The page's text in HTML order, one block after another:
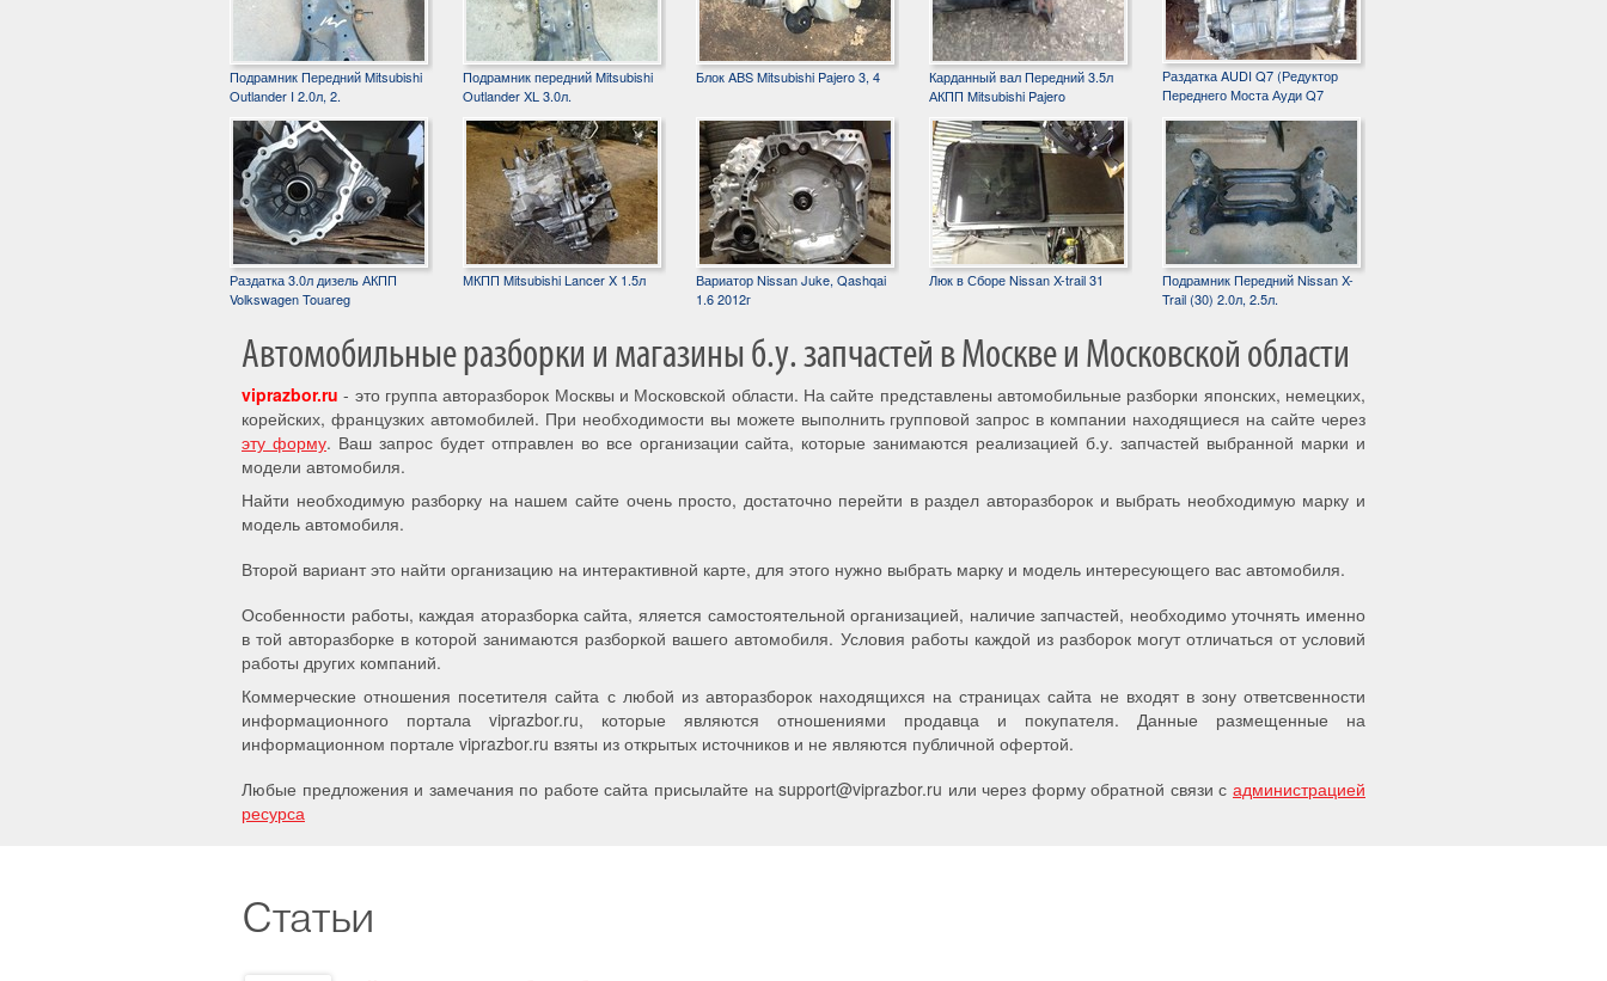
Подрамник Передний Mitsubishi
Outlander I 2.0л, 2.
Подрамник передний Mitsubishi
Outlander XL 3.0л.
Блок ABS Mitsubishi Pajero 3, 4
Карданный вал Передний 3.5л
АКПП Mitsubishi Pajero
Раздатка AUDI Q7 (Редуктор
Переднего Моста Ауди Q7
Раздатка 3.0л дизель АКПП
Volkswagen Touareg
МКПП Mitsubishi Lancer X 1.5л
Вариатор Nissan Juke, Qashqai
1.6 2012г
Люк в Сборе Nissan X-trail 31
Подрамник Передний Nissan X-
Trail (30) 2.0л, 2.5л.
Автомобильные разборки и магазины б.у. запчастей в Москве и Московской области
viprazbor.ru - это группа авторазборок Москвы и Московской области. На сайте представлены автомобильные разборки японских, немецких,
корейских, французких автомобилей. При необходимости вы можете выполнить групповой запрос в компании находящиеся на сайте через
эту форму. Ваш запрос будет отправлен во все организации сайта, которые занимаются реализацией б.у. запчастей выбранной марки и
модели автомобиля.
Найти необходимую разборку на нашем сайте очень просто, достаточно перейти в раздел авторазборок и выбрать необходимую марку и
модель автомобиля.
Второй вариант это найти организацию на интерактивной карте, для этого нужно выбрать марку и модель интересующего вас автомобиля.
Особенности работы, каждая аторазборка сайта, яляется самостоятельной организацией, наличие запчастей, необходимо уточнять именно
в той авторазборке в которой занимаются разборкой вашего автомобиля. Условия работы каждой из разборок могут отличаться от условий
работы других компаний.
Коммерческие отношения посетителя сайта с любой из авторазборок находящихся на страницах сайта не входят в зону ответсвенности
информационного портала viprazbor.ru, которые являются отношениями продавца и покупателя. Данные размещенные на
информационном портале viprazbor.ru взяты из открытых источников и не являются публичной офертой.
Любые предложения и замечания по работе сайта присылайте на support@viprazbor.ru или через форму обратной связи с администрацией
ресурса
Статьи